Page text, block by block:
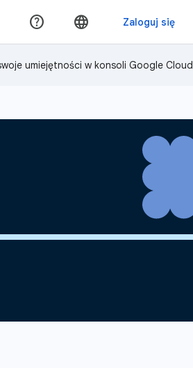
umiejętności w konsoli Google Cloud